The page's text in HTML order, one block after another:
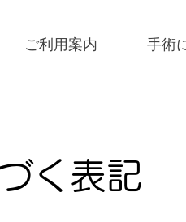
ご利用案内 手術
く表記